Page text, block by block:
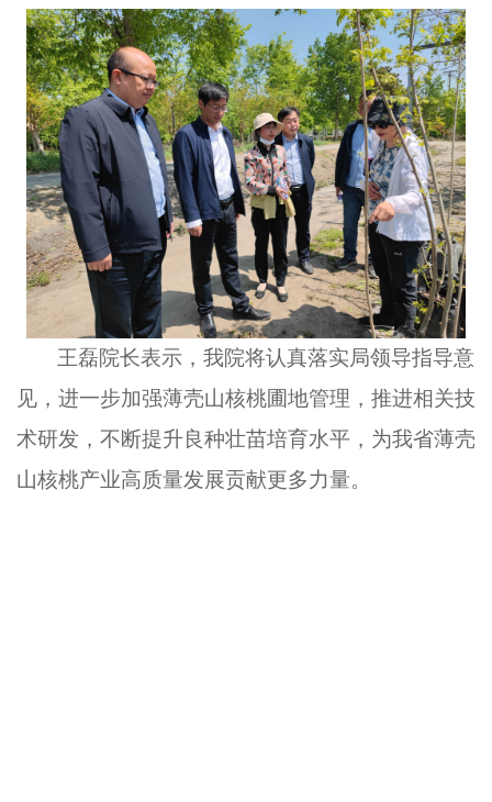
王磊院长表示，我院将认真落实局领导指导意
见，进一步加强薄壳山核桃圃地管理，推进相关技
术研发，不断提升良种壮苗培育水平，为我省薄壳
山核桃产业高质量发展贡献更多力量。